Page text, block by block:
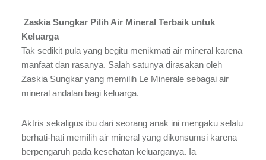
Zaskia Sungkar Pilih Air Mineral Terbaik untuk
Keluarga
Tak sedikit pula yang begitu menikmati air mineral karena
manfaat dan rasanya. Salah satunya dirasakan oleh
Zaskia Sungkar yang memilih Le Minerale sebagai air
mineral andalan bagi keluarga.
Aktris sekaligus ibu dari seorang anak ini mengaku selalu
berhati-hati memilih air mineral yang dikonsumsi karena
berpengaruh pada kesehatan keluarganya. Ia